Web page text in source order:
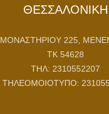
ΘΕΣΣΑΛΟΝΙΚΗ
ΜΟΝΑΣΤΗΡΙΟΥ 225,
ΤΚ 54628
ΤΗΛ: 2310552207
ΤΗΛΕΟΜΟΙΟΤΥΠΟ: